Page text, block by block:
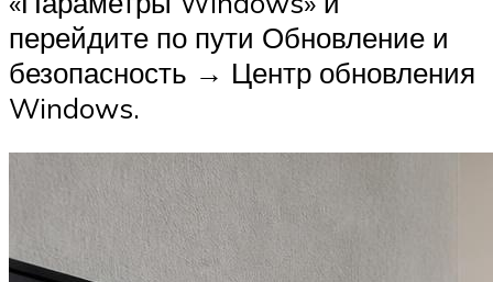
перейдите по пути Обновление и
безопасность → Центр обновления
Windows.